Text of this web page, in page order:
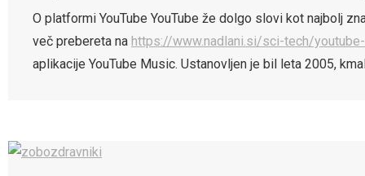
O platformi YouTube YouTube že dolgo slovi kot najbolj
več prebereta na https://www.nadlani.si/sci-tech/
aplikacije YouTube Music. Ustanovljen je bil leta 2005,